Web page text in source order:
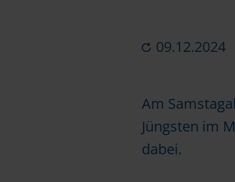
09.12.2024
Am
Jüngsten im
dabei.